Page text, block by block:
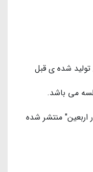
شده ی قبل
اربعین" منتشر شده